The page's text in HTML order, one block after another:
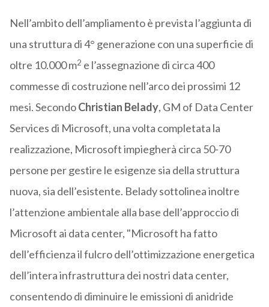
Nell’ambito dell’ampliamento è prevista l’aggiunta di
una struttura di 4° generazione con una superficie di
oltre 10.000 m2 e l’assegnazione di circa 400
commesse di costruzione nell’arco dei prossimi 12
mesi. SecondoChristian Belady, GM of Data Center
Services di Microsoft, una volta completata la
realizzazione, Microsoft impiegherà circa 50-70
persone per gestire le esigenze sia della struttura
nuova, sia dell’esistente. Belady sottolinea inoltre
l’attenzione ambientale alla base dell’approccio di
Microsoft ai data center, "Microsoft ha fatto
dell’efficienza il fulcro dell’ottimizzazione energetica
dell’intera infrastruttura dei nostri data center,
consentendo di diminuire le emissioni di anidride